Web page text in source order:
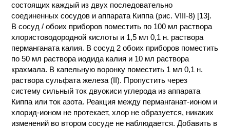
состоящих каждый из двух последовательно
соединенных сосудов и аппарата Киппа (рис. VIII-8) [13].
В сосуд / обоих приборов поместить по 100 мл раствора
хлористоводородной кислоты и 1,5 мл 0,1 н. раствора
перманганата калия. В сосуд 2 обоих приборов поместить
по 50 мл раствора иодида калия и 10 мл раствора
крахмала. В капельную воронку поместить 1 мл 0,1 н.
раствора сульфата железа (II). Пропустить через
систему сильный ток двуокиси углерода из аппарата
Киппа или ток азота. Реакция между перманганат-ионом и
хлорид-ионом не протекает, хлор не образуется, никаких
изменений во втором сосуде не наблюдается. Добавить в